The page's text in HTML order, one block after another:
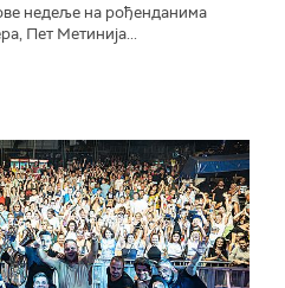
недеље на рођенданима
Пет Метинија...